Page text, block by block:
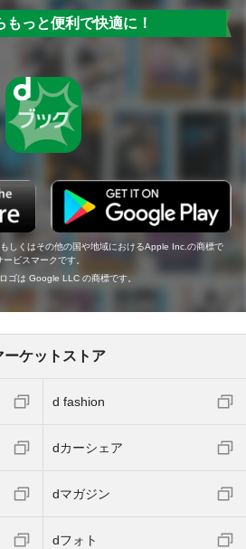
もっと便利で快適に！
しくはその他の国や地域におけるApple Inc.の商標で
ビスマークです。
ゴは Google LLC の商標です。
ーケットストア
d fashion
dカーシェア
dマガジン
dフォト